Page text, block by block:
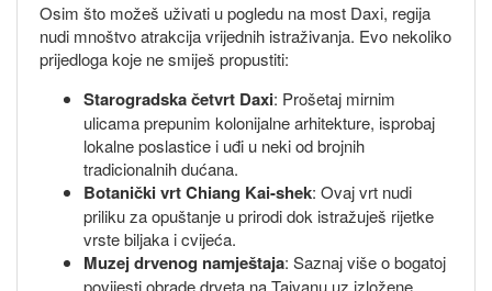
Osim što možeš uživati u pogledu na most Daxi, regija
nudi mnoštvo atrakcija vrijednih istraživanja. Evo nekoliko
prijedloga koje ne smiješ propustiti:
Starogradska četvrt Daxi: Prošetaj mirnim
ulicama prepunim kolonijalne arhitekture, isprobaj
lokalne poslastice i uđi u neki od brojnih
tradicionalnih dućana.
Botanički vrt Chiang Kai-shek: Ovaj vrt nudi
priliku za opuštanje u prirodi dok istražuješ rijetke
vrste biljaka i cvijeća.
Muzej drvenog namještaja: Saznaj više o bogatoj
povijesti obrade drveta na Tajvanu uz izložene